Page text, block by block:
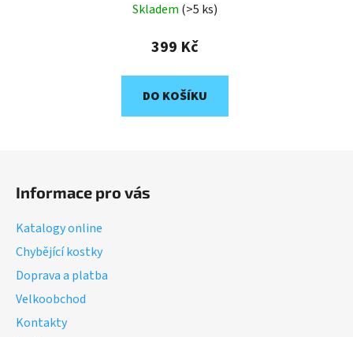
Skladem (>5 ks)
399 Kč
DO KOŠÍKU
Informace pro vás
Katalogy online
Chybějící kostky
Doprava a platba
Velkoobchod
Kontakty